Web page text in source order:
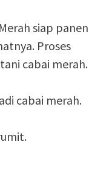
siap panen
Proses
cabai merah.
cabai merah.